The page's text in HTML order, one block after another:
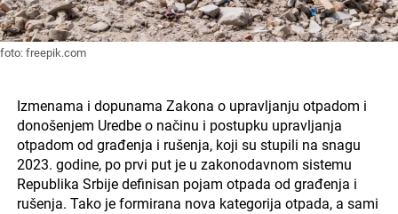
foto: freepik.com
Izmenama i dopunama Zakona o upravljanju otpadom i
donošenjem Uredbe o načinu i postupku upravljanja
otpadom od građenja i rušenja, koji su stupili na snagu
2023. godine, po prvi put je u zakonodavnom sistemu
Republika Srbije definisan pojam otpada od građenja i
rušenja. Tako je formirana nova kategorija otpada, a sami